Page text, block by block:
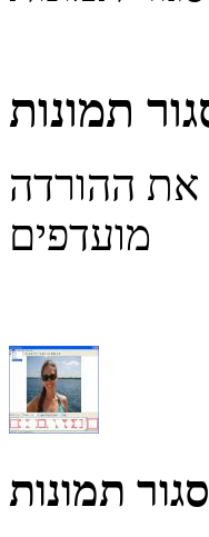
את ההורדה
מועדפים
תמונות